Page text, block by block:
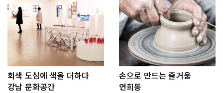
회색 도심에 색을 더하다
강남 문화공간
손으로 만드는 즐거움
연희동